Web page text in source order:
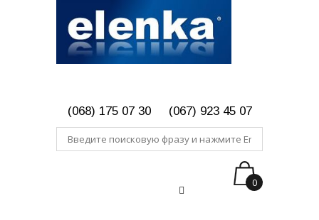
(068) 175 07 30 (067) 923 45 07
0